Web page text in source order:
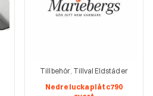
Tillbehör, Tillval Eldstäder
Nedre lucka plåt c790